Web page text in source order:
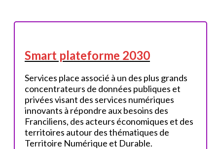
Smart plateforme 2030
Services place associé à un des plus grands
concentrateurs de données publiques et
privées visant des services numériques
innovants à répondre aux besoins des
Franciliens, des acteurs économiques et des
territoires autour des thématiques de
Territoire Numérique et Durable.